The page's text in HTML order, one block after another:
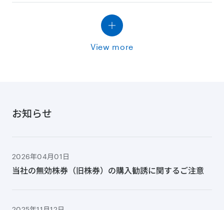
View more
お知らせ
2026年04月01日
当社の無効株券（旧株券）の購入勧誘に関するご注意